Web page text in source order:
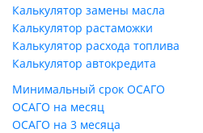
Калькулятор замены масла
Калькулятор растаможки
Калькулятор расхода топлива
Калькулятор автокредита
Минимальный срок ОСАГО
ОСАГО на месяц
ОСАГО на 3 месяца